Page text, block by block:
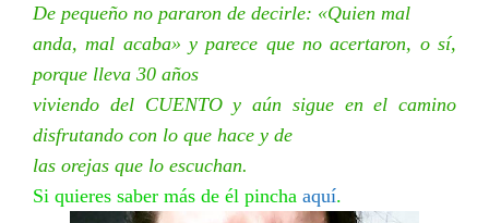
De pequeño no pararon de decirle: «Quien mal
anda, mal acaba» y parece que no acertaron, o sí,
porque lleva 30 años
viviendo del CUENTO y aún sigue en el camino
disfrutando con lo que hace y de
las orejas que lo escuchan.
Si quieres saber más de él pincha aquí.